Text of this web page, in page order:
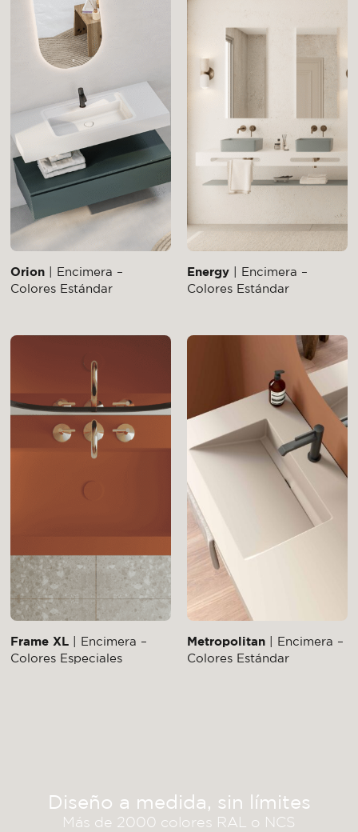
Orion | Encimera –
Colores Estándar
Energy | Encimera –
Colores Estándar
Frame XL | Encimera –
Colores Especiales
Metropolitan | Encimera –
Colores Estándar
Diseño a medida, sin límites
Más de 2000 colores RAL o NCS